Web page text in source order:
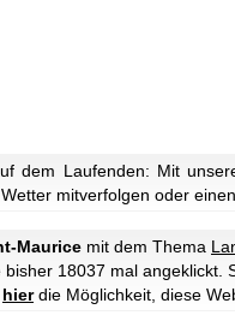
dem Laufenden: Mit
mitverfolgen oder
Maurice mit dem Thema
18037 mal angeklickt.
hierdie Möglichkeit, diese